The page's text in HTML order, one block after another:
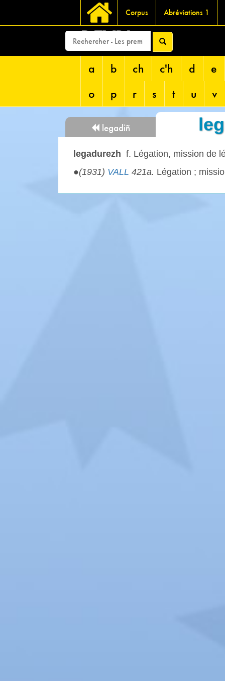
Corpus Abréviations 1
DEVRI
a b ch c'h d
e
o
p r s t u v
legadiñ
legadurezh f. Légation, mission de
●(1931) VALL 421a. Légation ;